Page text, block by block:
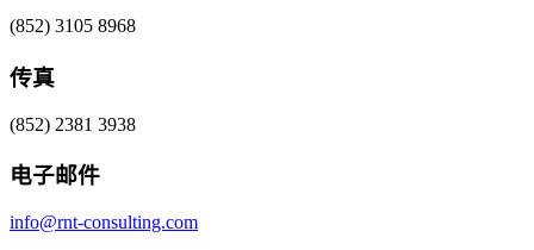
(852) 3105 8968
传真
(852) 2381 3938
电子邮件
info@rnt-consulting.com